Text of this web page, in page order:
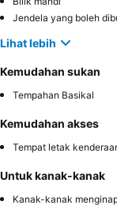
Jendela yang boleh
Lihat lebih
Kemudahan sukan
Tempahan Basikal
Kemudahan akses
Untuk kanak-kanak